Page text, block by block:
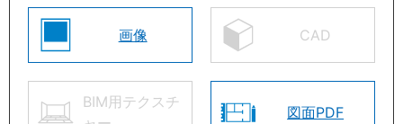
画像 CAD
BIM用テクスチ
図面PDF